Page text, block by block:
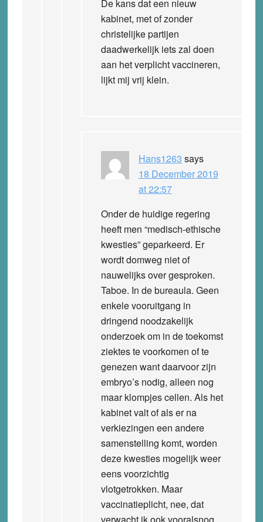
De kans dat een nieuw
kabinet, met of zonder
christelijke partijen
daadwerkelijk iets zal doen
aan het verplicht vaccineren,
lijkt mij vrij klein.
Hans1263 says
18 December 2019
at 22:57
Onder de huidige regering
heeft men “medisch-ethische
kwesties” geparkeerd. Er
wordt domweg niet of
nauwelijks over gesproken.
Taboe. In de bureaula. Geen
enkele vooruitgang in
dringend noodzakelijk
onderzoek om in de toekomst
ziektes te voorkomen of te
genezen want daarvoor zijn
embryo’s nodig, alleen nog
maar klompjes cellen. Als het
kabinet valt of als er na
verkiezingen een andere
samenstelling komt, worden
deze kwesties mogelijk weer
eens voorzichtig
vlotgetrokken. Maar
vaccinatieplicht, nee, dat
verwacht ik ook vooralsnog